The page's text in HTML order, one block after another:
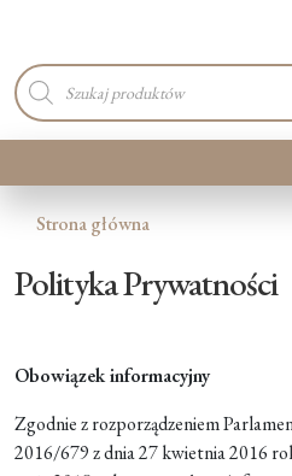
Wyszukiwarka
produktów
Kategorie produktów
Promocje
Kontakt
Strona główna
Polityka Prywatności
Obowiązek informacyjny
Zgodnie z rozporządzeniem
2016/679 z dnia 27 kwietnia 2016